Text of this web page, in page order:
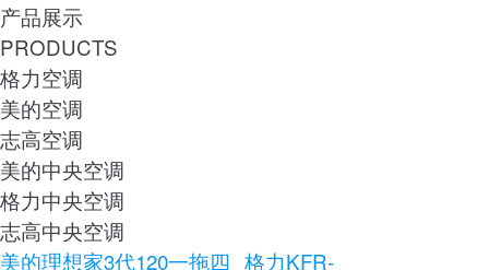
产品展示
PRODUCTS
格力空调
美的空调
志高空调
美的中央空调
格力中央空调
志高中央空调
美的理想家3代120一拖四 格力KFR-